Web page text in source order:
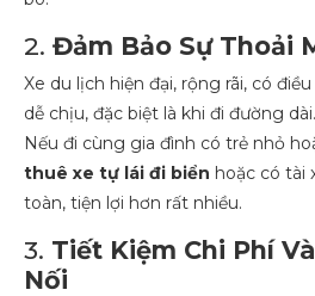
2. Đảm Bảo Sự Thoải
Xe du lịch hiện đại, rộng rãi, có
dễ chịu, đặc biệt là khi đi đường dài.
Nếu đi cùng gia đình có trẻ nhỏ
thuê xe tự lái đi biển hoặc có tài
toàn, tiện lợi hơn rất nhiều.
3. Tiết Kiệm Chi Phí
Nối